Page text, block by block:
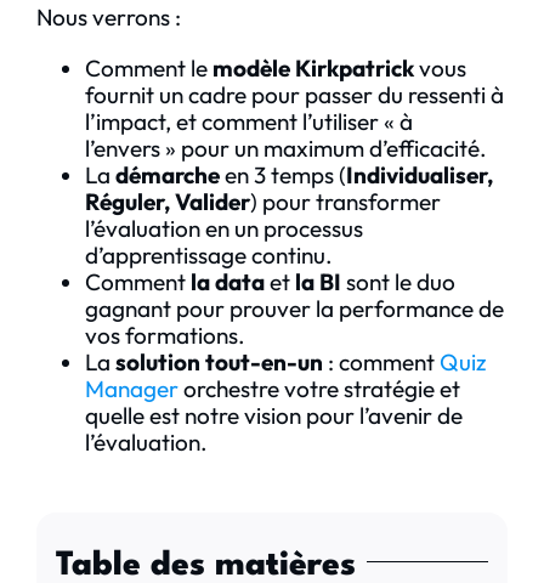
Nous verrons :
Comment le modèle Kirkpatrickvous
fournit un cadre pour passer du ressenti à
l’impact, et comment l’utiliser « à
l’envers » pour un maximum d’efficacité.
La démarcheen 3 temps (Individualiser,
Réguler, Valider) pour transformer
l’évaluation en un processus
d’apprentissage continu.
Comment la dataet la BI sont le duo
gagnant pour prouver la performance de
vos formations.
La solution tout-en-un : comment Quiz
Managerorchestre votre stratégie et
quelle est notre vision pour l’avenir de
l’évaluation.
Table des matières